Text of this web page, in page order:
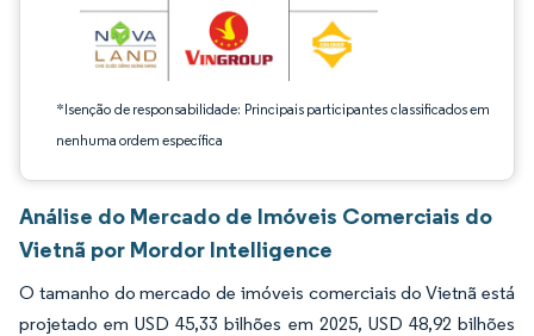
*Isenção de responsabilidade: Principais participantes classificados em
nenhuma ordem específica
Análise do Mercado de Imóveis Comerciais do
Vietnã por Mordor Intelligence
O tamanho do mercado de imóveis comerciais do Vietnã está
projetado em USD 45,33 bilhões em 2025, USD 48,92 bilhões